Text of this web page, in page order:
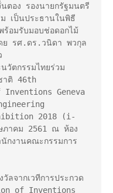
ตอง รองนายกรัฐมนตรี
ม เป็นประธานในพิธี
ร้อมรับมอบช่อดอกไม้
ย รศ.ดร.วนิดา พวกุล
วัตกรรมไทยร่วม
าติ 46th
Geneva
2018 (i-
ภาคม 2561 ณ ห้อง
งานคณะกรรมการ
จากเวทีการประกวด
of Inventions